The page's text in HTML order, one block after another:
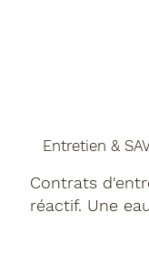
Contrats
réactif. Une
Entretien &